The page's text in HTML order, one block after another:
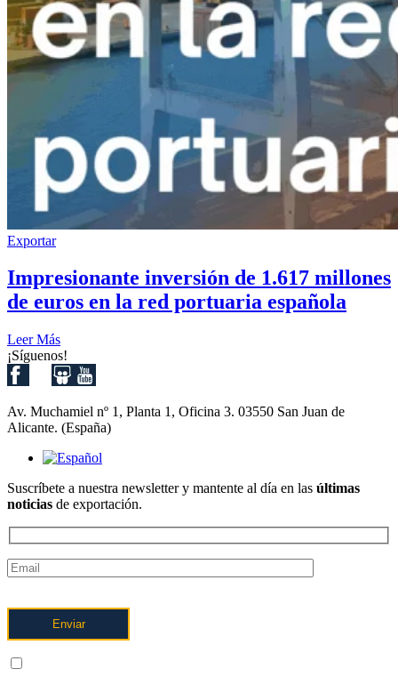
Exportar
Impresionante inversión de 1.617 millones
de euros en la red portuaria española
Leer Más
¡Síguenos!
Av. Muchamiel nº 1, Planta 1, Oficina 3. 03550 San Juan de
Alicante. (España)
Suscríbete a nuestra newsletter y mantente al día en las últimas
noticias de exportación.